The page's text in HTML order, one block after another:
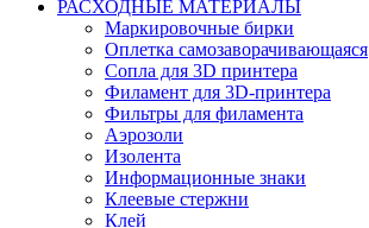
РАСХОДНЫЕ МАТЕРИАЛЫ
Маркировочные бирки
Оплетка самозаворачивающаяся
Сопла для 3D принтера
Филамент для 3D-принтера
Фильтры для филамента
Аэрозоли
Изолента
Информационные знаки
Клеевые стержни
Клей